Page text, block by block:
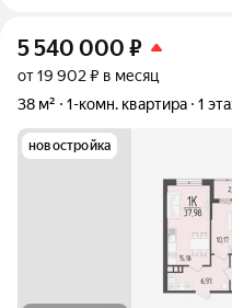
5 540 000 ₽
от 19 902 ₽ в месяц
38 м²
1-комн. квартира 1
новостройка